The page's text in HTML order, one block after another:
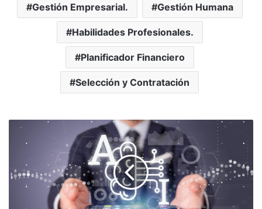
Gestión Empresarial. Gestión Humana
Habilidades Profesionales.
Planificador Financiero
Selección y Contratación